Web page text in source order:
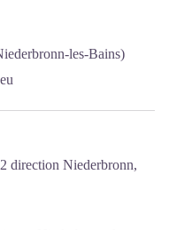
les-Bains)
direction Niederbronn,